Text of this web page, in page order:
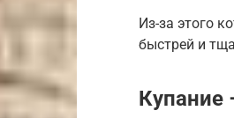
Из-за этого
быстрей и
Купание